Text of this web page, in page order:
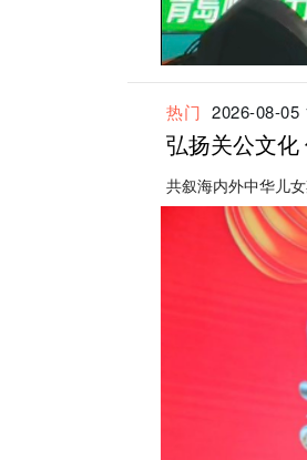
热门 2026-08-05
弘扬关公文化
共叙海内外中华儿